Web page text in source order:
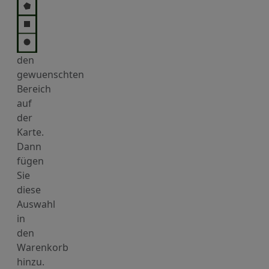
den
gewuenschten
Bereich
auf
der
Karte.
Dann
fügen
Sie
diese
Auswahl
in
den
Warenkorb
hinzu.